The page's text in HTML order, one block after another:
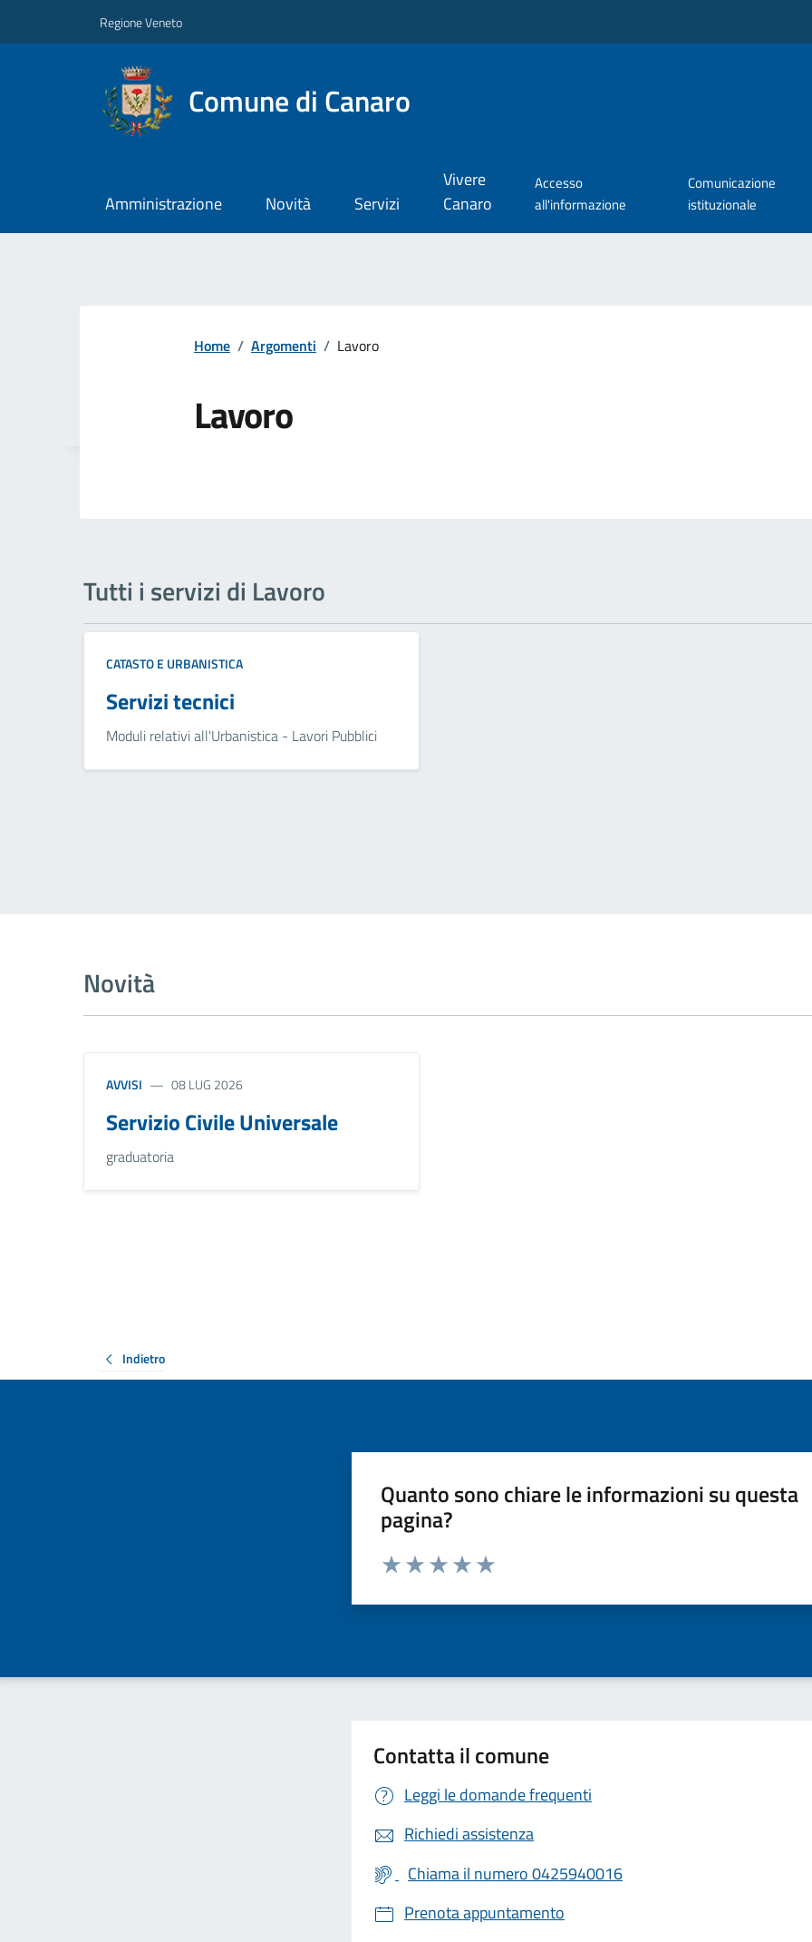
Regione Veneto
Comune di Canaro
Amministrazione Novità Servizi
Vivere
Canaro
Accesso
all'informazione
Comunicazione
istituzionale
Home / Argomenti / Lavoro
Lavoro
Tutti i servizi di Lavoro
CATASTO E URBANISTICA
Servizi tecnici
Moduli relativi all'Urbanistica - Lavori Pubblici
Novità
AVVISI 08 LUG 2026
Servizio Civile Universale
graduatoria
Indietro
Quanto sono chiare le informazioni su questa
pagina?
Valuta da 1 a 5 stelle la pagina
Contatta il comune
Leggi le domande frequenti
Richiedi assistenza
Chiama il numero 0425940016
Prenota appuntamento